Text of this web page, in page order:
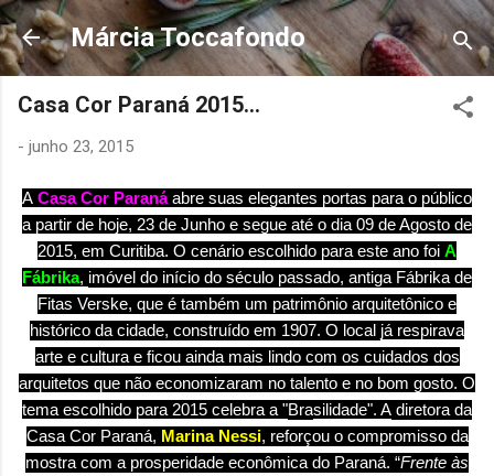
Pular para o conteúdo principal
Márcia Toccafondo
Casa Cor Paraná 2015...
- junho 23, 2015
A Casa Cor Paranáabre suas elegantes portas para o público
a partir de hoje, 23 de Junho e segue até o dia 09 de Agosto de
2015, em Curitiba. O cenário escolhido para este ano foi A
Fábrika, imóvel do início do século passado, antiga Fábrika de
Fitas Verske, que é também um patrimônio arquitetônico e
histórico da cidade, construído em 1907. O local já respirava
arte e cultura e ficou ainda mais lindo com os cuidados dos
arquitetos que não economizaram no talento e no bom gosto. O
tema escolhido para 2015 celebra a "Brasilidade". A diretora da
Casa Cor Paraná, Marina Nessi, reforçou o compromisso da
mostra com a prosperidade econômica do Paraná. “Frente às